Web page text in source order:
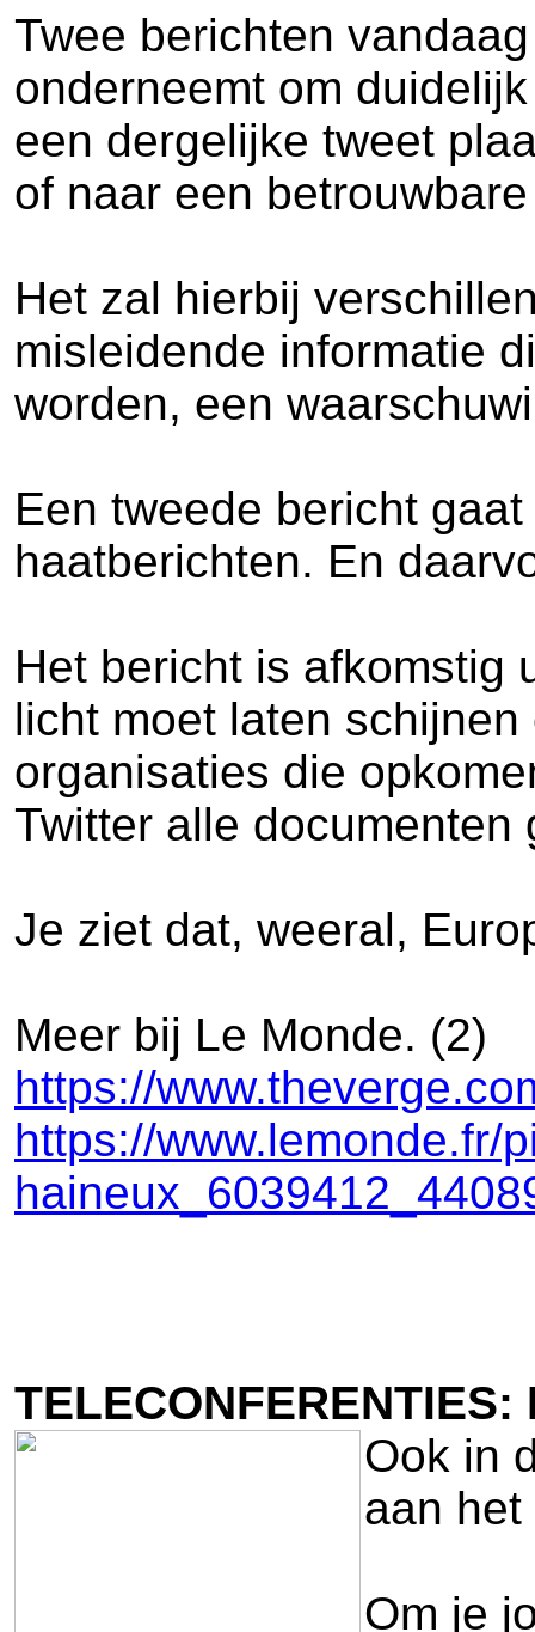
Twee berichten
onderneemt om
een dergelijke tweet
of naar een
Het zal hierbij
misleidende informatie
worden, een
Een tweede bericht
haatberichten. En
Het bericht is afkomstig
licht moet laten
organisaties die
Twitter alle
Je ziet dat, weeral,
Meer bij Le Monde. (2)
https://
https://www.lemonde.fr/
TELECONFERENTIES:
Ook in
aan
Om je